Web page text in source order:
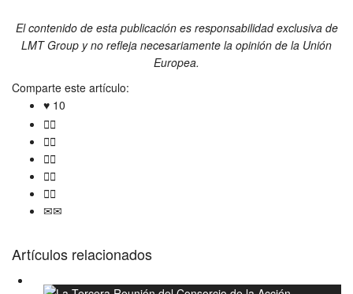
El contenido de esta publicación es responsabilidad exclusiva de
LMT Group y no refleja necesariamente la opinión de la Unión
Europea.
Comparte este artículo:
10
Artículos relacionados